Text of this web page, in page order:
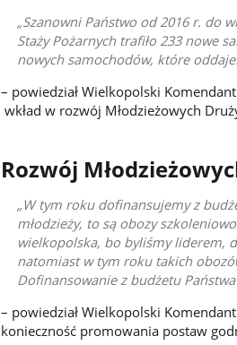
Szanowni Państwo od 2016 r. do
Staży Pożarnych trafiło 233 nowe
nowych samochodów, które
– powiedział Wielkopolski
wkład w rozwój Młodzieżowych
Rozwój
W tym roku dofinansujemy z
młodzieży, to są obozy
wielkopolska, bo byliśmy liderem,
natomiast w tym roku takich
Dofinansowanie z budżetu
– powiedział Wielkopolski
konieczność promowania postaw